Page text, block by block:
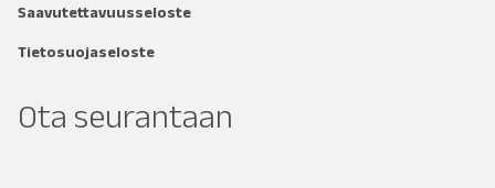
Saavutettavuusseloste
Tietosuojaseloste
Ota seurantaan